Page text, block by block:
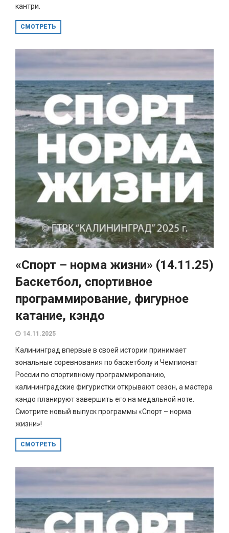
кантри.
СМОТРЕТЬ
«Спорт – норма жизни» (14.11.25)
Баскетбол, спортивное
программирование, фигурное
катание, кэндо
14.11.2025
Калининград впервые в своей истории принимает
зональные соревнования по баскетболу и Чемпионат
России по спортивному программированию,
калининградские фигуристки открывают сезон, а мастера
кэндо планируют завершить его на медальной ноте.
Смотрите новый выпуск программы «Спорт – норма
жизни»!
СМОТРЕТЬ